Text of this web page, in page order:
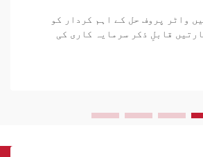
واٹر پروف حل کے اہم کردار کو
قابلِ ذکر سرمایہ کاری کی
زمین کے...